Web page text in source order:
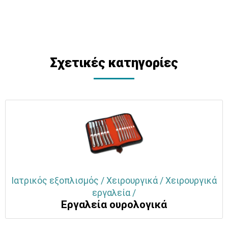
Σχετικές κατηγορίες
Ιατρικός εξοπλισμός / Χειρουργικά / Χειρουργικά
εργαλεία /
Εργαλεία ουρολογικά